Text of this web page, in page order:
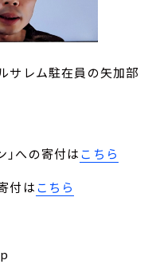
サレム駐在員の矢加部
」への寄付はこちら
付はこちら